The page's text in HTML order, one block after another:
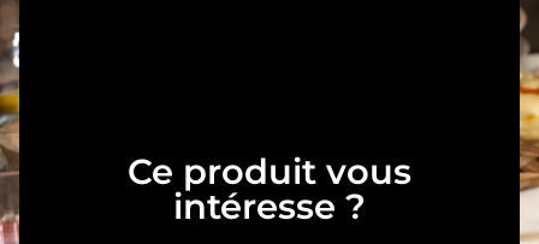
Ce produit vous
intéresse ?